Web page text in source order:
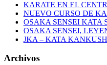
KARATE EN EL
NUEVO CURSO DE
OSAKA SENSEI KATA
OSAKA SENSEI,
JKA – KATA
Archivos